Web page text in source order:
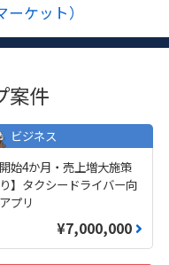
ケット）
案件
ビジネス
開始4か月・売上増大施策
】タクシードライバー向
プリ
¥7,000,000